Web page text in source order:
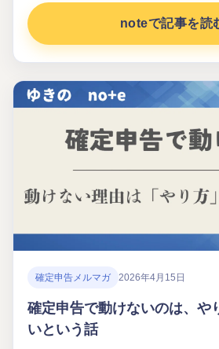
noteで記事を読
確定申告メルマガ 2026年4月15日
確定申告で動けないのは、や
いという話